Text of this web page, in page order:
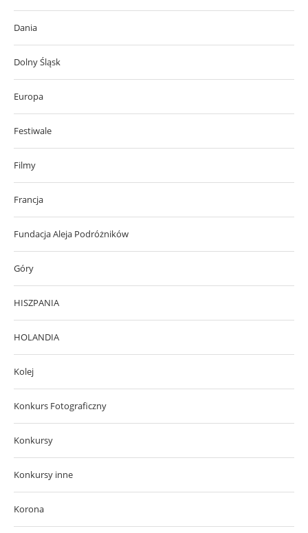
Dania
Dolny Śląsk
Europa
Festiwale
Filmy
Francja
Fundacja Aleja Podróżników
Góry
HISZPANIA
HOLANDIA
Kolej
Konkurs Fotograficzny
Konkursy
Konkursy inne
Korona